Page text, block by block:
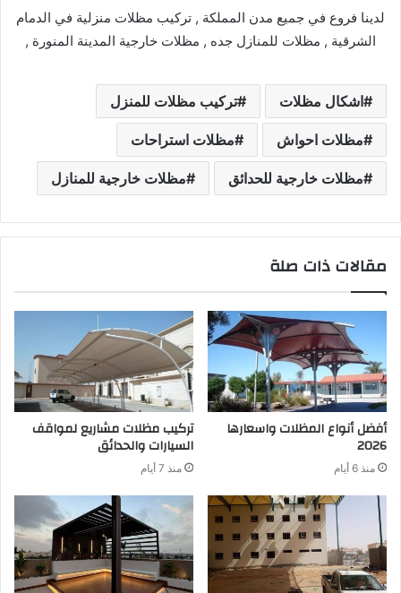
لدينا فروع في جميع مدن المملكة , تركيب مظلات منزلية في الدمام
الشرقية , مظلات للمنازل جده , مظلات خارجية المدينة المنورة ,
اشكال مظلات تركيب مظلات للمنزل
مظلات احواش مظلات استراحات
مظلات خارجية للحدائق مظلات خارجية للمنازل
مقالات ذات صلة
أفضل أنواع المظلات واسعارها
2026
منذ 6 أيام
تركيب مظلات مشاريع لمواقف
السيارات والحدائق
منذ 7 أيام